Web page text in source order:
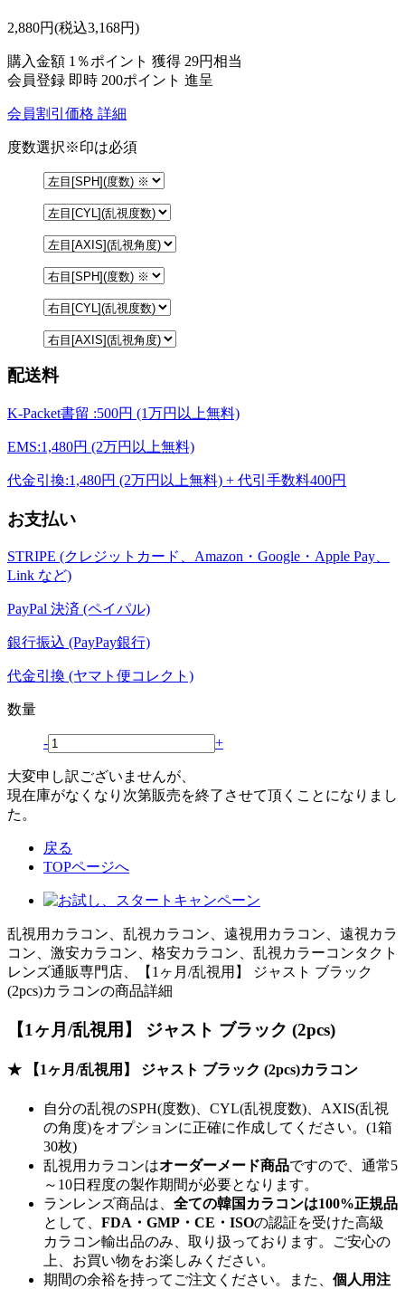
2,880円(税込3,168円)
購入金額 1％ポイント 獲得 29円相当
会員登録 即時 200ポイント 進呈
会員割引価格 詳細
度数選択※印は必須
配送料
K-Packet書留 :500円 (1万円以上無料)
EMS:1,480円 (2万円以上無料)
代金引換:1,480円 (2万円以上無料) + 代引手数料400円
お支払い
STRIPE (クレジットカード、Amazon・Google・Apple Pay、
Link など)
PayPal 決済 (ペイパル)
銀行振込 (PayPay銀行)
代金引換 (ヤマト便コレクト)
数量
- +
大変申し訳ございませんが、
現在庫がなくなり次第販売を終了させて頂くことになりまし
た。
戻る
TOPページへ
乱視用カラコン、乱視カラコン、遠視用カラコン、遠視カラ
コン、激安カラコン、格安カラコン、乱視カラーコンタクト
レンズ通販専門店、【1ヶ月/乱視用】 ジャスト ブラック
(2pcs)カラコンの商品詳細
【1ヶ月/乱視用】 ジャスト ブラック (2pcs)
★ 【1ヶ月/乱視用】 ジャスト ブラック (2pcs)カラコン
自分の乱視のSPH(度数)、CYL(乱視度数)、AXIS(乱視
の角度)をオプションに正確に作成してください。(1箱
30枚)
乱視用カラコンはオーダーメード商品ですので、 通常5
～10日程度の製作期間が必要となります。
ランレンズ商品は、 全ての韓国カラコンは100%正規品
として、 FDA・GMP・CE・ISOの認証を受けた高級
カラコン輸出品のみ、取り扱っております。ご安心の
上、お買い物をお楽しみください。
期間の余裕を持ってご注文ください。また、 個人用注